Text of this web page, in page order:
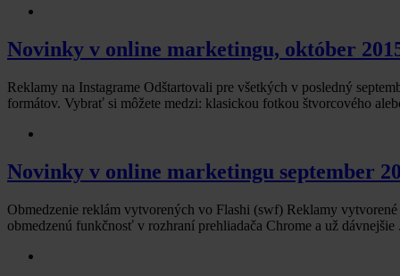
Novinky v online marketingu, október
Reklamy na Instagrame Odštartovali pre všetkých v posledný
formátov. Vybrať si môžete medzi: klasickou fotkou štvorcového
Novinky v online marketingu september
Obmedzenie reklám vytvorených vo Flashi (swf) Reklamy
obmedzenú funkčnosť v rozhraní prehliadača Chrome a už dávnejšie